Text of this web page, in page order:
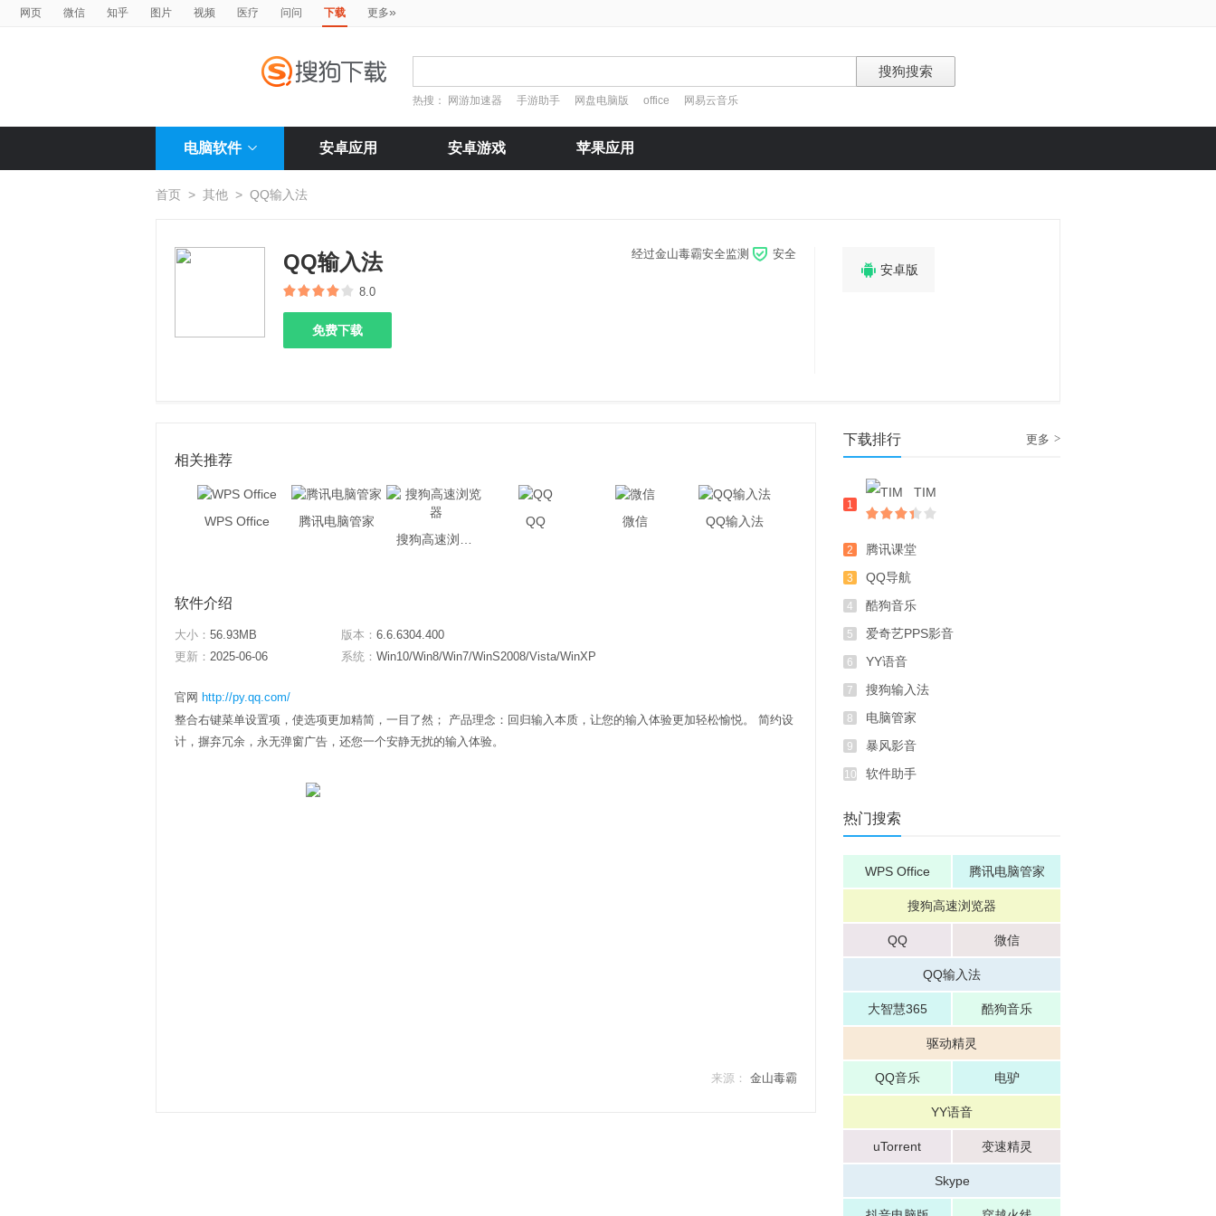
网页 微信 知乎 图片 视频 医疗 问问 下载 更多»
热搜： 网游加速器 手游助手 网盘电脑版 office 网易云音乐
电脑软件 安卓应用 安卓游戏 苹果应用
首页 > 其他 > QQ输入法
 安卓版
QQ输入法
8.0
免费下载
经过金山毒霸安全监测 安全
相关推荐
WPS Office
腾讯电脑管家
QQ 微信 QQ输入法
软件介绍
大小： 56.93MB 版本： 6.6.6304.400
更新： 2025-06-06 系统： Win10/Win8/Win7/WinS2008/Vista/WinXP
官网 http://py.qq.com/
整合右键菜单设置项，使选项更加精简，一目了然； 产品理念：回归输入本质，让您的输入体验更加轻松愉悦。 简约设
计，摒弃冗余，永无弹窗广告，还您一个安静无扰的输入体验。
来源： 金山毒霸
下载排行 更多 >
1
TIM
2 腾讯课堂
3 QQ导航
4 酷狗音乐
5 爱奇艺PPS影音
6 YY语音
7 搜狗输入法
8 电脑管家
9 暴风影音
10 软件助手
热门搜索
WPS Office 腾讯电脑管家
搜狗高速浏览器
QQ 微信
QQ输入法
大智慧365 酷狗音乐
驱动精灵
QQ音乐 电驴
YY语音
uTorrent 变速精灵
Skype